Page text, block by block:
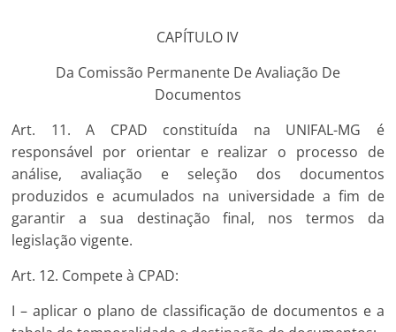
CAPÍTULO IV
Da Comissão Permanente De Avaliação De
Documentos
Art. 11. A CPAD constituída na UNIFAL-MG é
responsável por orientar e realizar o processo de
análise, avaliação e seleção dos documentos
produzidos e acumulados na universidade a fim de
garantir a sua destinação final, nos termos da
legislação vigente.
Art. 12. Compete à CPAD:
I – aplicar o plano de classificação de documentos e a